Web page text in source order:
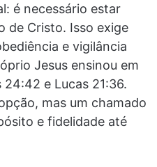
é necessário estar
de Cristo. Isso exige
e vigilância
Jesus ensinou em
e Lucas 21:36.
mas um chamado
e fidelidade até